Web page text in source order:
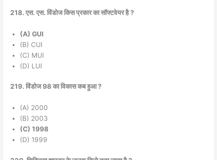
218. एस. एस. विंडोज किस प्रकार का सॉफ्टवेयर है ?
(A) GUI
(B) CUI
(C) MUI
(D) LUI
219. विंडोज 98 का विकास कब हुआ ?
(A) 2000
(B) 2003
(C) 1998
(D) 1999